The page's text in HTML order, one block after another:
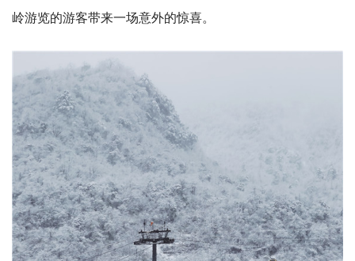
岭游览的游客带来一场意外的惊喜。